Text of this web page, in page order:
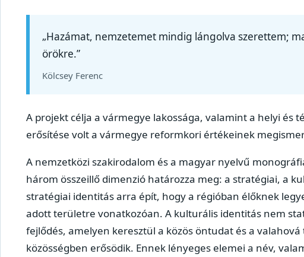
„Hazámat, nemzetemet mindig lángolva szerettem;
örökre.”
Kölcsey Ferenc
A projekt célja a vármegye lakossága, valamint a helyi és
erősítése volt a vármegye reformkori értékeinek
A nemzetközi szakirodalom és a magyar nyelvű
három összeillő dimenzió határozza meg: a stratégiai, a
stratégiai identitás arra épít, hogy a régióban élőknek
adott területre vonatkozóan. A kulturális identitás nem
fejlődés, amelyen keresztül a közös öntudat és a
közösségben erősödik. Ennek lényeges elemei a név,